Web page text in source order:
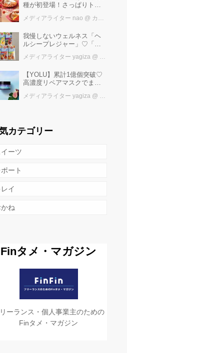
種が初登場！さっぱりトマ
びっくりドンキーの「トマ
限定発売中♪
メディアライター nao @ カワコレメディア編集部
我慢しないウェルネス「ヘ
ルシープレジャー」♡「水
るおいしい水分補給
メディアライター yagiza @ カワコレメディア編集部
【YOLU】累計1億個突破♡
高濃度リペアマスクでまと
メディアライター yagiza @ カワコレメディア編集部
カテゴリー
ーツ
ポート
イ
かね
Finタメ・マガジン
ーランス・個人事業主のための
Finタメ・マガジン